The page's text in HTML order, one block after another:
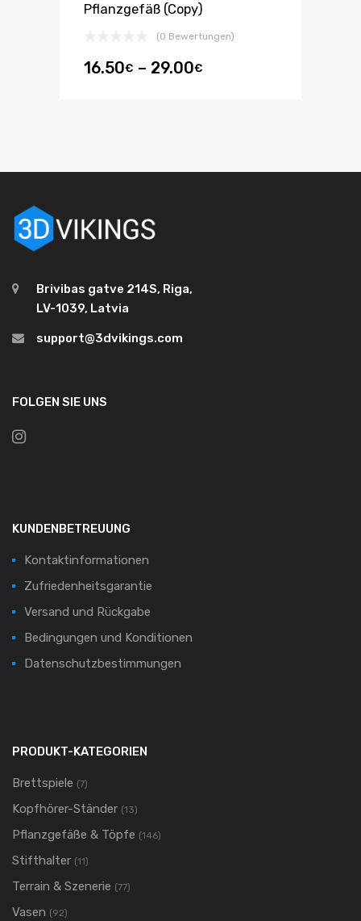
Pflanzgefäß (Copy)
(0 Bewertungen)
16.50€ – 29.00€
Brivibas gatve 214S, Riga,
LV-1039, Latvia
support@3dvikings.com
FOLGEN SIE UNS
KUNDENBETREUUNG
Kontaktinformationen
Zufriedenheitsgarantie
Versand und Rückgabe
Bedingungen und Konditionen
Datenschutzbestimmungen
PRODUKT-KATEGORIEN
Brettspiele (7)
Kopfhörer-Ständer (13)
Pflanzgefäße & Töpfe (146)
Stifthalter (11)
Terrain & Szenerie (77)
Vasen (92)